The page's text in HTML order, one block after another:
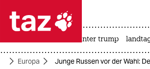
 taz zahl ich
taz zahl ich
usa unter trump
Europa Junge Russen vor der Wahl: